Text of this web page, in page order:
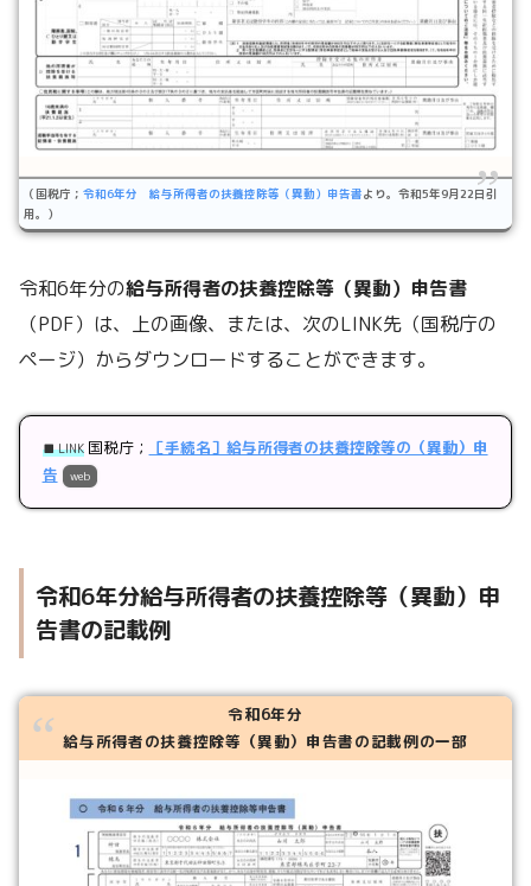
（国税庁； 令和6年分 給与所得者の扶養控除等（異動）申告書より。令和5年9月22日引
用。）
令和6年分の給与所得者の扶養控除等（異動）申告書
（PDF）は、上の画像、または、次のLINK先（国税庁の
ページ）からダウンロードすることができます。
■ LINK国税庁；
［手続名］給与所得者の扶養控除等の（異動）申
告
web
令和6年分給与所得者の扶養控除等（異動）申
告書の記載例
令和6年分
給与所得者の扶養控除等（異動）申告書の記載例の一部